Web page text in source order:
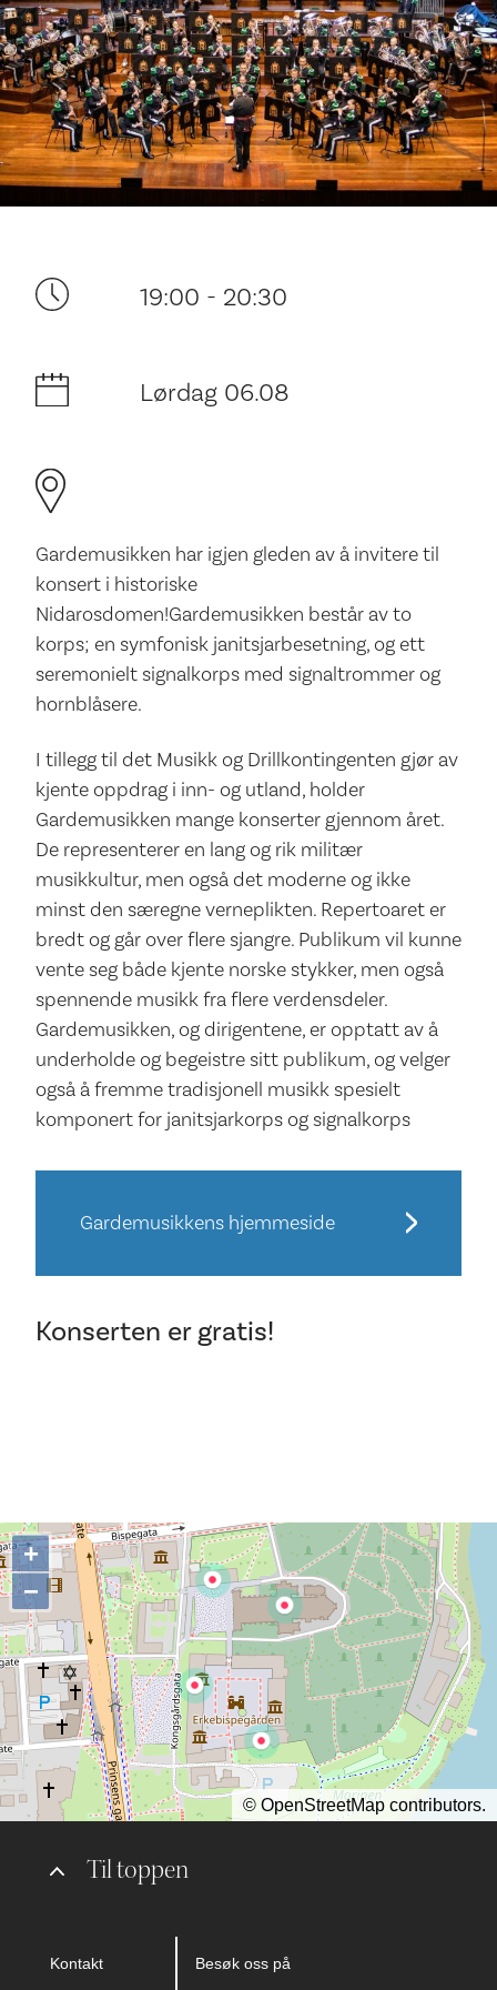
Ditt besøk
19:00 - 20:30
Lørdag 06.08
Gardemusikken har igjen gleden av å invitere til
konsert i historiske
Nidarosdomen!Gardemusikken består av to
korps; en symfonisk janitsjarbesetning, og ett
seremonielt signalkorps med signaltrommer og
hornblåsere.
I tillegg til det Musikk og Drillkontingenten gjør av
kjente oppdrag i inn- og utland, holder
Gardemusikken mange konserter gjennom året.
De representerer en lang og rik militær
musikkultur, men også det moderne og ikke
minst den særegne verneplikten. Repertoaret er
bredt og går over flere sjangre. Publikum vil kunne
vente seg både kjente norske stykker, men også
spennende musikk fra flere verdensdeler.
Gardemusikken, og dirigentene, er opptatt av å
underholde og begeistre sitt publikum, og velger
også å fremme tradisjonell musikk spesielt
komponert for janitsjarkorps og signalkorps
Gardemusikkens hjemmeside
Konserten er gratis!
Til toppen
Kontakt Besøk oss på
+
−
© OpenStreetMap contributors.